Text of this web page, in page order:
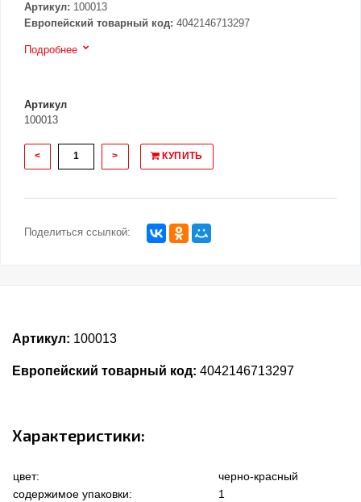
Артикул: 100013
Европейский товарный код: 4042146713297
Подробнее
Артикул
100013
< > КУПИТЬ
Поделиться ссылкой:
Артикул: 100013
Европейский товарный код: 4042146713297
Характеристики:
цвет:
черно-красный
содержимое упаковки:
1